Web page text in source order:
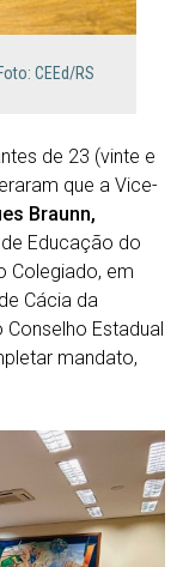
Foto: CEEd/RS
de 23 (vinte e
que a Vice-
Braunn,
Educação do
Colegiado, em
Cácia da
Estadual
mandato,